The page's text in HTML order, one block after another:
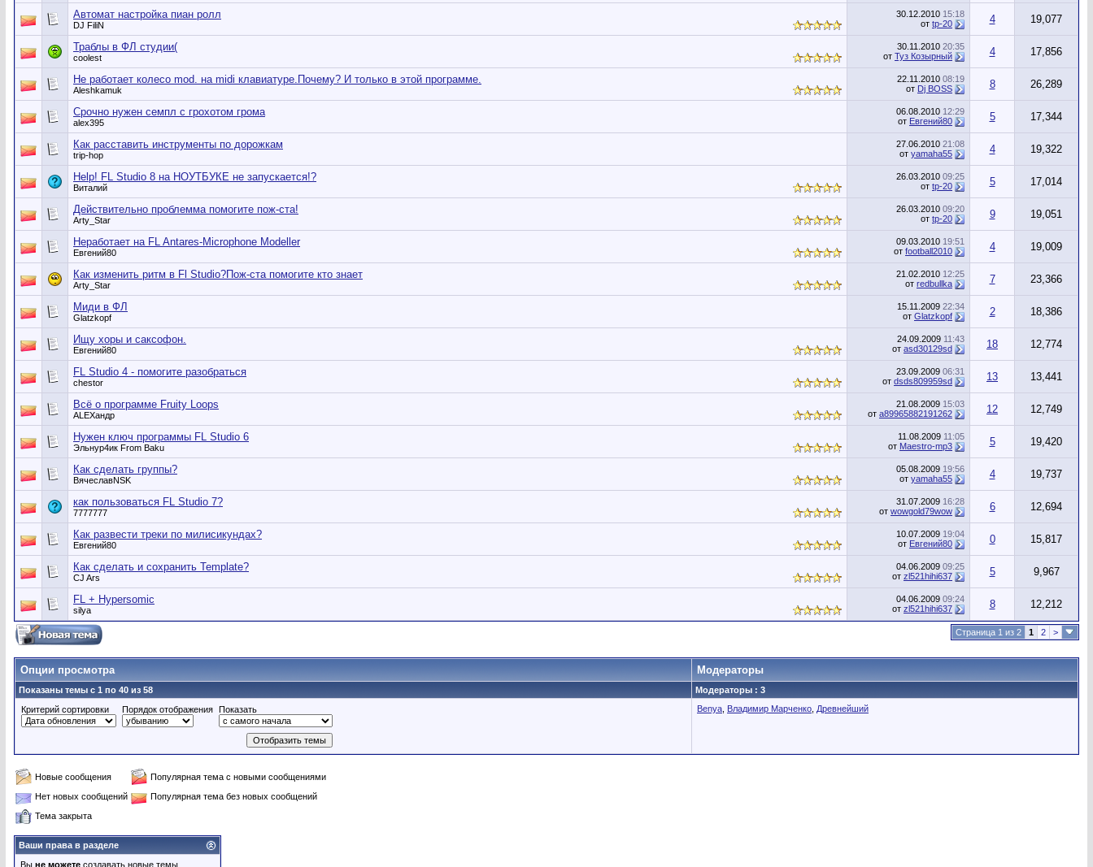
Автомат настройка пиан ролл
DJ FiliN
30.12.2010 15:18
от tp-20 4 19,077
Траблы в ФЛ студии(
coolest
30.11.2010 20:35
от Туз Козырный 4 17,856
Не работает колесо mod. на midi клавиатуре.Почему? И только в этой программе.
Aleshkamuk
22.11.2010 08:19
от Dj BOSS 8 26,289
Срочно нужен семпл с грохотом грома
alex395
06.08.2010 12:29
от Евгений80 5 17,344
Как расставить инструменты по дорожкам
trip-hop
27.06.2010 21:08
от yamaha55 4 19,322
Help! FL Studio 8 на НОУТБУКЕ не запускается!?
Виталий
26.03.2010 09:25
от tp-20 5 17,014
Действительно проблемма помогите пож-ста!
Arty_Star
26.03.2010 09:20
от tp-20 9 19,051
Неработает на FL Antares-Microphone Modeller
Евгений80
09.03.2010 19:51
от football2010 4 19,009
Как изменить ритм в Fl Studio?Пож-ста помогите кто знает
Arty_Star
21.02.2010 12:25
от redbullka 7 23,366
Миди в ФЛ
Glatzkopf
15.11.2009 22:34
от Glatzkopf 2 18,386
Ищу хоры и саксофон.
Евгений80
24.09.2009 11:43
от asd30129sd 18 12,774
FL Studio 4 - помогите разобраться
chestor
23.09.2009 06:31
от dsds809959sd 13 13,441
Всё о программе Fruity Loops
ALEXандр
21.08.2009 15:03
от a89965882191262 12 12,749
Нужен ключ программы FL Studio 6
Эльнур4ик From Baku
11.08.2009 11:05
от Maestro-mp3 5 19,420
Как сделать группы?
ВячеславNSK
05.08.2009 19:56
от yamaha55 4 19,737
как пользоваться FL Studio 7?
7777777
31.07.2009 16:28
от wowgold79wow 6 12,694
Как развести треки по милисикундах?
Евгений80
10.07.2009 19:04
от Евгений80 0 15,817
Как сделать и сохранить Template?
CJ Ars
04.06.2009 09:25
от zl521hihi637 5 9,967
FL + Hypersomic
silya
04.06.2009 09:24
от zl521hihi637 8 12,212
Страница 1 из 2 1 2 >
Опции просмотра Модераторы
Показаны темы с 1 по 40 из 58
Модераторы : 3
Критерий сортировки
Порядок отображения Показать Benya Владимир Марченко Древнейший
Новые сообщения
Популярная тема с новыми сообщениями
Нет новых сообщений
Популярная тема без новых сообщений
Тема закрыта
Ваши права в разделе
Вы не можете создавать новые темы